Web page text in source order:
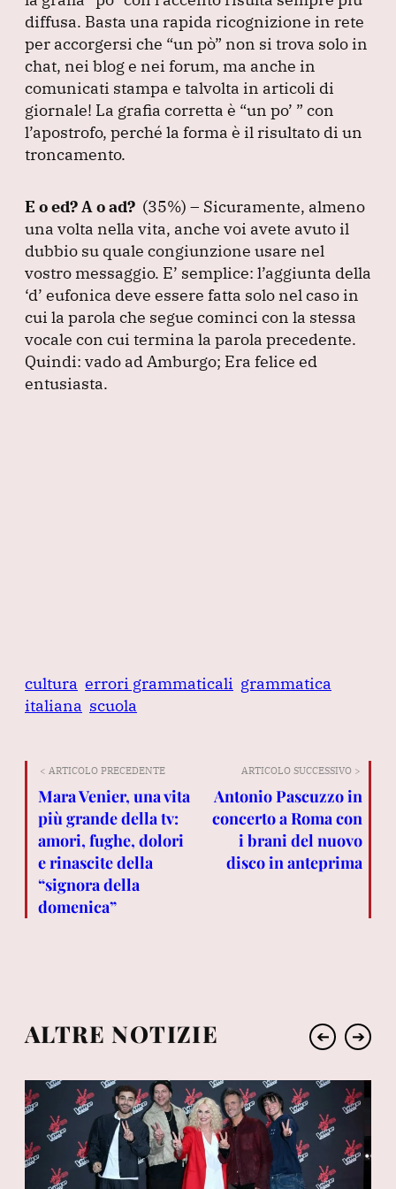
diffusa. Basta una rapida ricognizione in rete
per accorgersi che “un pò” non si trova solo in
chat, nei blog e nei forum, ma anche in
comunicati stampa e talvolta in articoli di
giornale! La grafia corretta è “un po’ ” con
l’apostrofo, perché la forma è il risultato di un
troncamento.
E o ed?A o ad? (35%) – Sicuramente, almeno
una volta nella vita, anche voi avete avuto il
dubbio su quale congiunzione usare nel
vostro messaggio. E’ semplice: l’aggiunta della
‘d’ eufonica deve essere fatta solo nel caso in
cui la parola che segue cominci con la stessa
vocale con cui termina la parola precedente.
Quindi: vado ad Amburgo; Era felice ed
entusiasta.
cultura errori grammaticali grammatica
italiana scuola
< ARTICOLO PRECEDENTE
Mara Venier, una vita
più grande della tv:
amori, fughe, dolori
e rinascite della
“signora della
domenica”
ARTICOLO SUCCESSIVO >
Antonio Pascuzzo in
concerto a Roma con
i brani del nuovo
disco in anteprima
ALTRE NOTIZIE ➔ ➔